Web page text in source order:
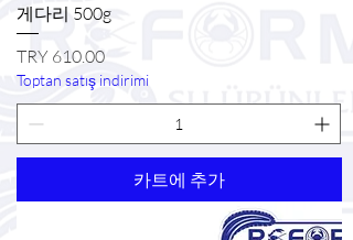
게다리 500g
가격
TRY 610.00
Toptan satış indirimi
카트에 추가